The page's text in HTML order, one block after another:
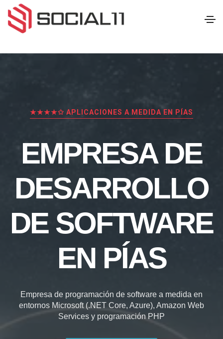
★★★★✩ APLICACIONES A MEDIDA EN PÍAS
EMPRESA DE
DESARROLLO
DE SOFTWARE
EN PÍAS
Empresa de programación de software a medida en
entornos Microsoft (.NET Core, Azure), Amazon Web
Services y programación PHP